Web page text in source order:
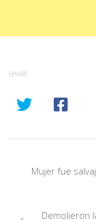
SHARE
Mujer fue
Demolieron